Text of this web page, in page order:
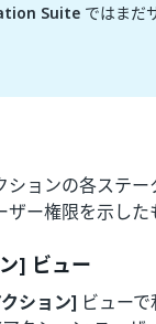
Suite ではまだ
ションの各ステ
ー権限を示した
] ビュー
ション] ビュー